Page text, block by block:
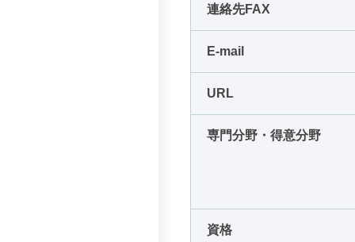
連絡先FAX
E-mail
URL
専門分野・得意分野
資格